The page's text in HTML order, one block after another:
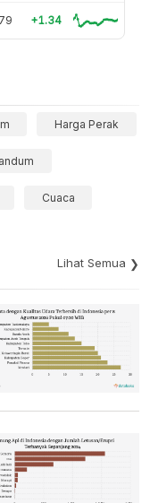
+1.34
Harga Perak
Cuaca
Lihat Semua